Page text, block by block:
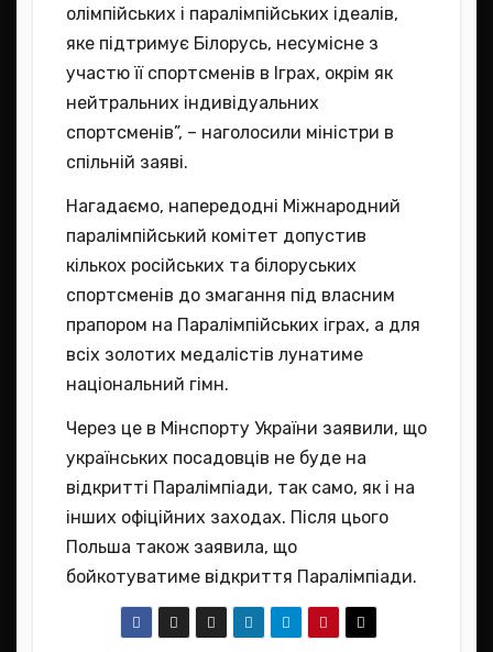
олімпійських і паралімпійських ідеалів,
яке підтримує Білорусь, несумісне з
участю її спортсменів в Іграх, окрім як
нейтральних індивідуальних
спортсменів”, – наголосили міністри в
спільній заяві.
Нагадаємо, напередодні Міжнародний
паралімпійський комітет допустив
кількох російських та білоруських
спортсменів до змагання під власним
прапором на Паралімпійських іграх, а для
всіх золотих медалістів лунатиме
національний гімн.
Через це в Мінспорту України заявили, що
українських посадовців не буде на
відкритті Паралімпіади, так само, як і на
інших офіційних заходах. Після цього
Польша також заявила, що
бойкотуватиме відкриття Паралімпіади.